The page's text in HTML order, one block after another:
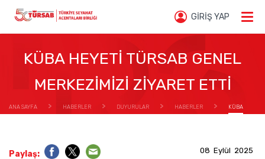
GİRİŞ YAP
KÜBA HEYETİ TÜRSAB GENEL
MERKEZİMİZİ ZİYARET ETTİ
ANA SAYFA HABERLER DUYURULAR HABERLER KÜBA
08 Eylül 2025
Paylaş: